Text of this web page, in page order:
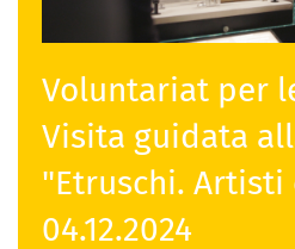
Voluntariat per
Visita guidata
"Etruschi.
04.12.2024